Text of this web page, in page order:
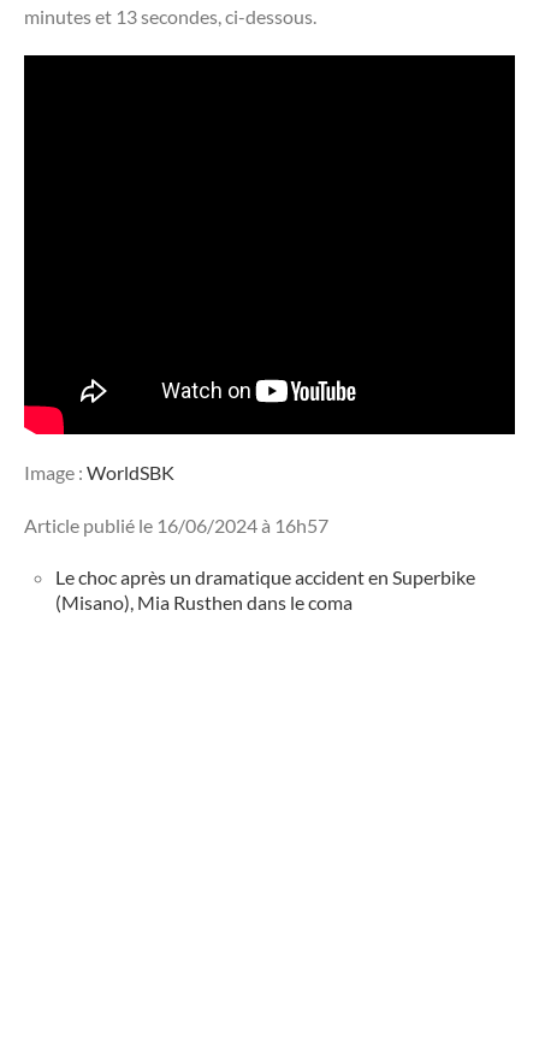
minutes et 13 secondes, ci-dessous.
Image : WorldSBK
Article publié le 16/06/2024 à 16h57
Le choc après un dramatique accident en Superbike
(Misano), Mia Rusthen dans le coma